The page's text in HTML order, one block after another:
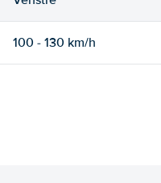
100 - 130 km/h